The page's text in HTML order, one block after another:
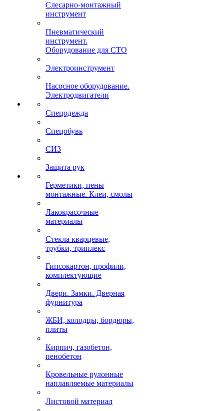
Слесарно-монтажный
инструмент
Пневматический
инструмент.
Оборудование для СТО
Электроинструмент
Насосное оборудование.
Электродвигатели
Спецодежда
Спецобувь
СИЗ
Защита рук
Герметики, пены
монтажные. Клеи, смолы
Лакокрасочные
материалы
Стекла кварцевые,
трубки, триплекс
Гипсокартон, профили,
комплектующие
Двери. Замки. Дверная
фурнитура
ЖБИ, колодцы, бордюры,
плиты
Кирпич, газобетон,
пенобетон
Кровельные рулонные
наплавляемые материалы
Листовой материал